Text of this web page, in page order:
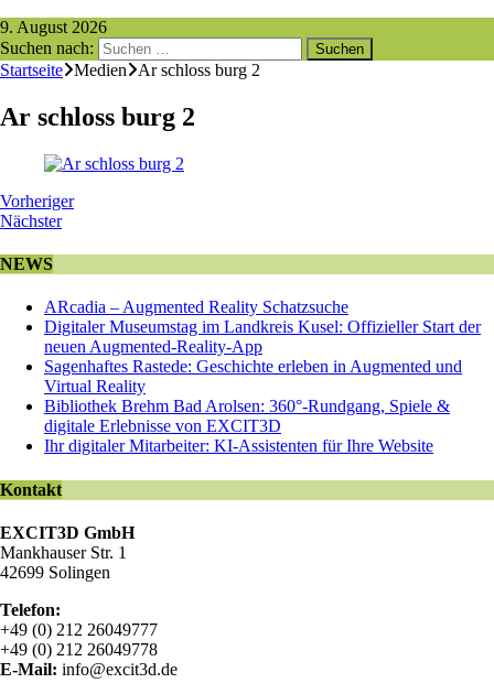
9. August 2026
Suchen nach:
Startseite Medien Ar schloss burg 2
Ar schloss burg 2
Vorheriger
Nächster
NEWS
ARcadia – Augmented Reality Schatzsuche
Digitaler Museumstag im Landkreis Kusel: Offizieller Start der
neuen Augmented-Reality-App
Sagenhaftes Rastede: Geschichte erleben in Augmented und
Virtual Reality
Bibliothek Brehm Bad Arolsen: 360°-Rundgang, Spiele &
digitale Erlebnisse von EXCIT3D
Ihr digitaler Mitarbeiter: KI-Assistenten für Ihre Website
Kontakt
EXCIT3D GmbH
Mankhauser Str. 1
42699 Solingen
Telefon:
+49 (0) 212 26049777
+49 (0) 212 26049778
E-Mail: info@excit3d.de